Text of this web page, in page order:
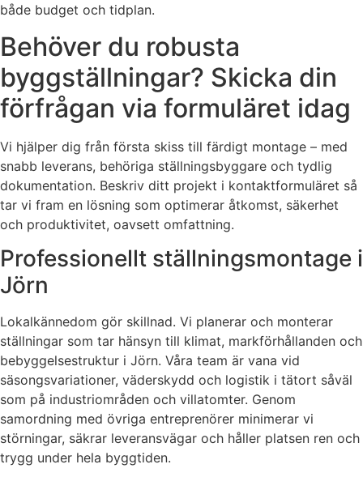
både budget och tidplan.
Behöver du robusta
byggställningar? Skicka din
förfrågan via formuläret idag
Vi hjälper dig från första skiss till färdigt montage – med
snabb leverans, behöriga ställningsbyggare och tydlig
dokumentation. Beskriv ditt projekt i kontaktformuläret så
tar vi fram en lösning som optimerar åtkomst, säkerhet
och produktivitet, oavsett omfattning.
Professionellt ställningsmontage i
Jörn
Lokalkännedom gör skillnad. Vi planerar och monterar
ställningar som tar hänsyn till klimat, markförhållanden och
bebyggelsestruktur i Jörn. Våra team är vana vid
säsongsvariationer, väderskydd och logistik i tätort såväl
som på industriområden och villatomter. Genom
samordning med övriga entreprenörer minimerar vi
störningar, säkrar leveransvägar och håller platsen ren och
trygg under hela byggtiden.